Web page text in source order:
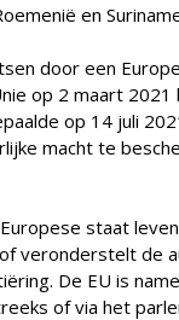
en
door een
op 2 maart 2021
op 14 juli
macht te
staat
veronderstelt de
De EU is
of via het